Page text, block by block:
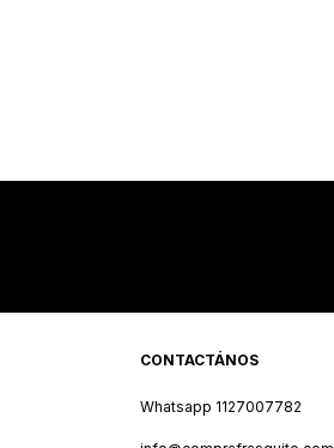
CONTACTÁNOS
Whatsapp 1127007782